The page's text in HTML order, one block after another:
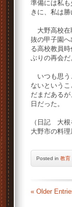
準備には私
きに、私は勝
大野高校在
抜の甲子園
る高校教員
ぶりの再会だ
いつも思う
ないという
だまだある
日だった。
（日記 大根
大野市の料
Posted in 教育
« Older